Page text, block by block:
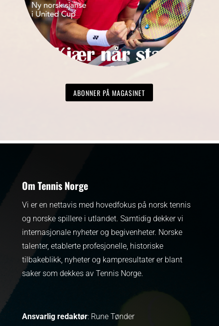
ABONNER PÅ MAGASINET
Om Tennis Norge
Vi er en nettavis med hovedfokus på norsk tennis
og norske spillere i utlandet. Samtidig dekker vi
internasjonale nyheter og begivenheter. Norske
talenter, etablerte profesjonelle, historiske
tilbakeblikk, nyheter og kampresultater er blant
saker som dekkes av Tennis Norge.
Ansvarlig redaktør: Rune Tønder